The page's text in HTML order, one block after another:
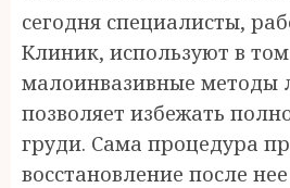
сегодня специалисты,
Клиник, используют в
малоинвазивные методы
позволяет избежать
груди. Сама процедура
восстановление после